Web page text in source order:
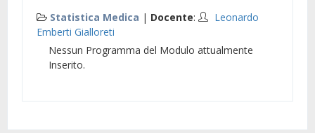
Statistica Medica | Docente:
Leonardo
Emberti Gialloreti
Nessun Programma del Modulo attualmente
Inserito.